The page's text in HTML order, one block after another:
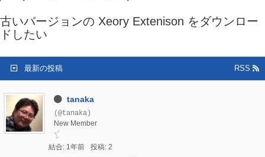
古いバージョンの Xeory Extenison をダウンロー
ドしたい
最新の投稿 RSS
tanaka
(@tanaka)
New Member
結合: 1年前 投稿: 2